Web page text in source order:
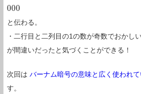
000
000
と伝わる。
・二行目と二列目の1の数が奇数でおかし
が間違いだったと気づくことができる！
次回は バーナム暗号の意味と広く使われ
す。